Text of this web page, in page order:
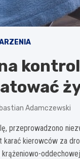
Adamczewski
przeprowadzono
karać kierowców za